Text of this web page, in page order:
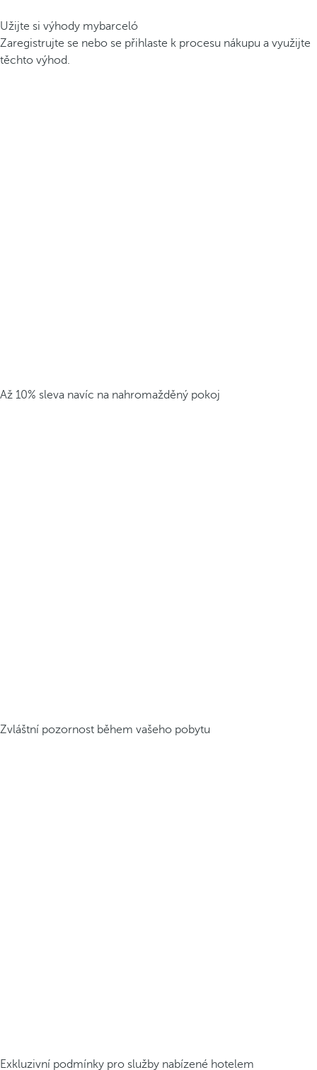
Užijte si výhody mybarceló
Zaregistrujte se nebo se přihlaste k procesu nákupu a využijte
těchto výhod.
Až 10% sleva navíc na nahromažděný pokoj
Zvláštní pozornost během vašeho pobytu
Exkluzivní podmínky pro služby nabízené hotelem